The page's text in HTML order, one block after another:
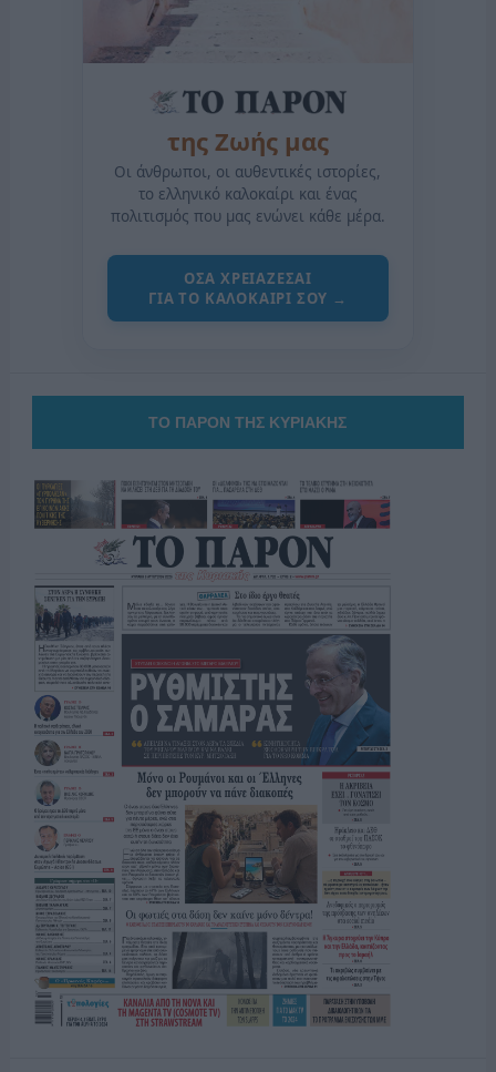
της Ζωής μας
Οι άνθρωποι, οι αυθεντικές ιστορίες,
το ελληνικό καλοκαίρι και ένας
πολιτισμός που μας ενώνει κάθε μέρα.
ΟΣΑ ΧΡΕΙΑΖΕΣΑΙ
ΓΙΑ ΤΟ ΚΑΛΟΚΑΙΡΙ ΣΟΥ →
ΤΟ ΠΑΡΟΝ ΤΗΣ ΚΥΡΙΑΚΗΣ